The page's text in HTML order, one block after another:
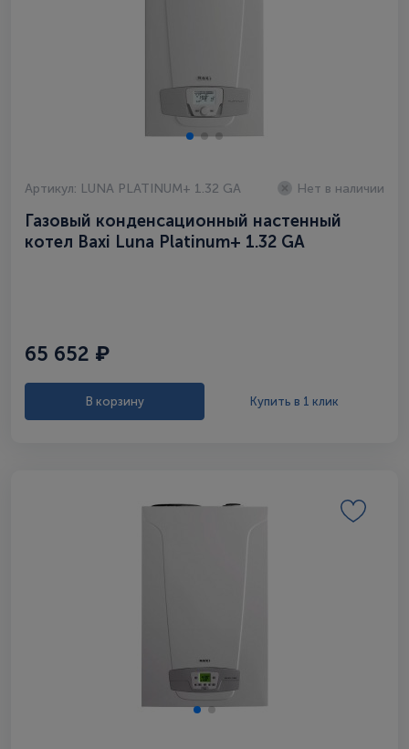
Артикул: LUNA PLATINUM+ 1.32 GA Нет в наличии
Газовый конденсационный настенный
котел Baxi Luna Platinum+ 1.32 GA
65 652 ₽
В корзину Купить в 1 клик